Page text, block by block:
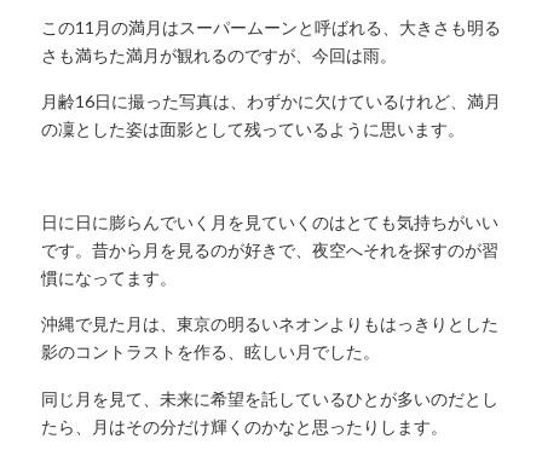
この11月の満月はスーパームーンと呼ばれる、大きさも明る
さも満ちた満月が観れるのですが、今回は雨。
月齢16日に撮った写真は、わずかに欠けているけれど、満月
の凜とした姿は面影として残っているように思います。
日に日に膨らんでいく月を見ていくのはとても気持ちがいい
です。昔から月を見るのが好きで、夜空へそれを探すのが習
慣になってます。
沖縄で見た月は、東京の明るいネオンよりもはっきりとした
影のコントラストを作る、眩しい月でした。
同じ月を見て、未来に希望を託しているひとが多いのだとし
たら、月はその分だけ輝くのかなと思ったりします。